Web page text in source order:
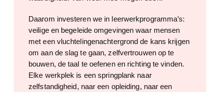
Daarom investeren we in leerwerkprogramma’s:
veilige en begeleide omgevingen waar mensen
met een vluchtelingenachtergrond de kans krijgen
om aan de slag te gaan, zelfvertrouwen op te
bouwen, de taal te oefenen en richting te vinden.
Elke werkplek is een springplank naar
zelfstandigheid, naar een opleiding, naar een